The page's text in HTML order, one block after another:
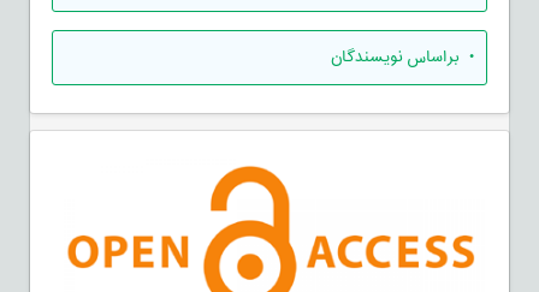
• براساس نویسندگان